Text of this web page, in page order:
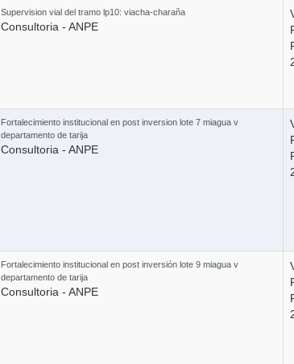
Ley
4
Supervision vial del tramo lp10: viacha-charaña
Consultoria - ANPE
Fortalecimiento institucional en post inversion lote 7 miagua v
departamento de tarija
Consultoria - ANPE
Fortalecimiento institucional en post inversión lote 9 miagua v
departamento de tarija
Consultoria - ANPE